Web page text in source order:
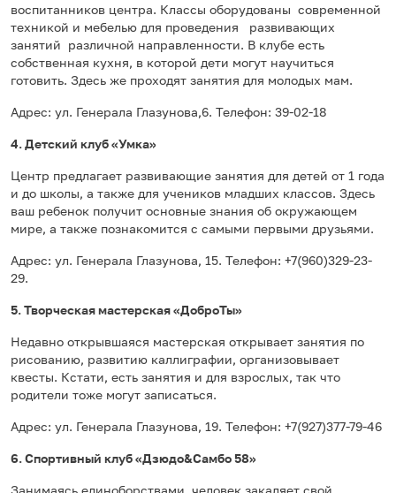
воспитанников центра. Классы оборудованы современной
техникой и мебелью для проведения развивающих
занятий различной направленности. В клубе есть
собственная кухня, в которой дети могут научиться
готовить. Здесь же проходят занятия для молодых мам.
Адрес: ул. Генерала Глазунова,6. Телефон: 39-02-18
4. Детский клуб «Умка»
Центр предлагает развивающие занятия для детей от 1 года
и до школы, а также для учеников младших классов. Здесь
ваш ребенок получит основные знания об окружающем
мире, а также познакомится с самыми первыми друзьями.
Адрес: ул. Генерала Глазунова, 15. Телефон: +7(960)329-23-
29.
5. Творческая мастерская «ДоброТы»
Недавно открывшаяся мастерская открывает занятия по
рисованию, развитию каллиграфии, организовывает
квесты. Кстати, есть занятия и для взрослых, так что
родители тоже могут записаться.
Адрес: ​ул. Генерала Глазунова, 19. Телефон: +7(927)377-79-46
6. Спортивный клуб «Дзюдо&Самбо 58»
Занимаясь единоборствами, человек закаляет свой